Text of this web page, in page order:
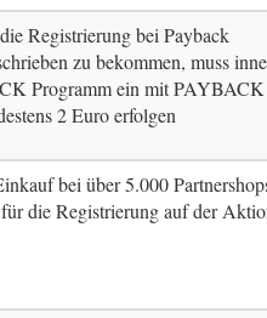
Registrierung bei Payback
zu bekommen, muss
Programm ein mit PAYBACK
2 Euro erfolgen
bei über 5.000
die Registrierung auf der